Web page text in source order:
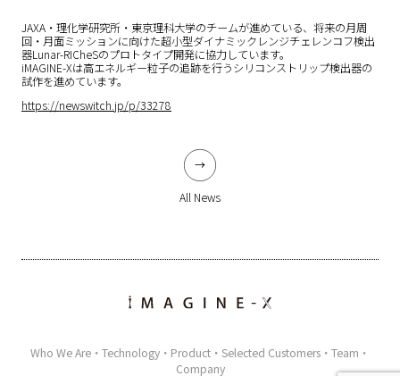
JAXA・理化学研究所・東京理科大学のチームが進めている、将来の月周
回・月面ミッションに向けた超小型ダイナミックレンジチェレンコフ検出
器Lunar-RICheSのプロトタイプ開発に協力しています。
iMAGINE-Xは高エネルギー粒子の追跡を行うシリコンストリップ検出器の
試作を進めています。
https://newswitch.jp/p/33278
All News
Who We Are Technology Product Selected Customers
Team
Company